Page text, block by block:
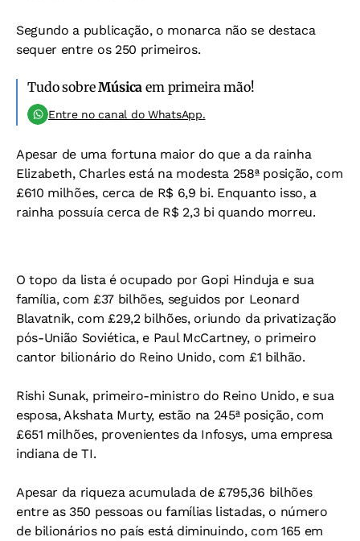
Segundo a publicação, o monarca não se destaca
sequer entre os 250 primeiros.
Tudo sobreMúsica em primeira mão!
Entre no canal do WhatsApp.
Apesar de uma fortuna maior do que a da rainha
Elizabeth, Charles está na modesta 258ª posição, com
£610 milhões, cerca de R$ 6,9 bi. Enquanto isso, a
rainha possuía cerca de R$ 2,3 bi quando morreu.
O topo da lista é ocupado por Gopi Hinduja e sua
família, com £37 bilhões, seguidos por Leonard
Blavatnik, com £29,2 bilhões, oriundo da privatização
pós-União Soviética, e Paul McCartney, o primeiro
cantor bilionário do Reino Unido, com £1 bilhão.
Rishi Sunak, primeiro-ministro do Reino Unido, e sua
esposa, Akshata Murty, estão na 245ª posição, com
£651 milhões, provenientes da Infosys, uma empresa
indiana de TI.
Apesar da riqueza acumulada de £795,36 bilhões
entre as 350 pessoas ou famílias listadas, o número
de bilionários no país está diminuindo, com 165 em